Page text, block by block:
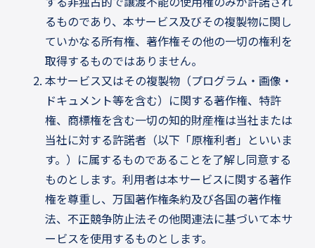
るものであり、本サービス及びその複製物に関し
ていかなる所有権、著作権その他の一切の権利を
取得するものではありません。
本サービス又はその複製物（プログラム・画像・
ドキュメント等を含む）に関する著作権、特許
権、商標権を含む一切の知的財産権は当社または
当社に対する許諾者（以下「原権利者」といいま
す。）に属するものであることを了解し同意する
ものとします。利用者は本サービスに関する著作
権を尊重し、万国著作権条約及び各国の著作権
法、不正競争防止法その他関連法に基づいて本サ
ービスを使用するものとします。